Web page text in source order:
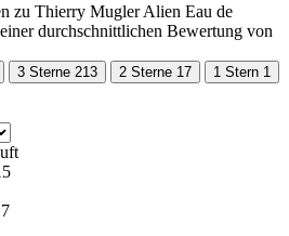
zu Thierry Mugler Alien Eau de
durchschnittlichen Bewertung von
3 Sterne 213 2 Sterne 17 1 Stern 1